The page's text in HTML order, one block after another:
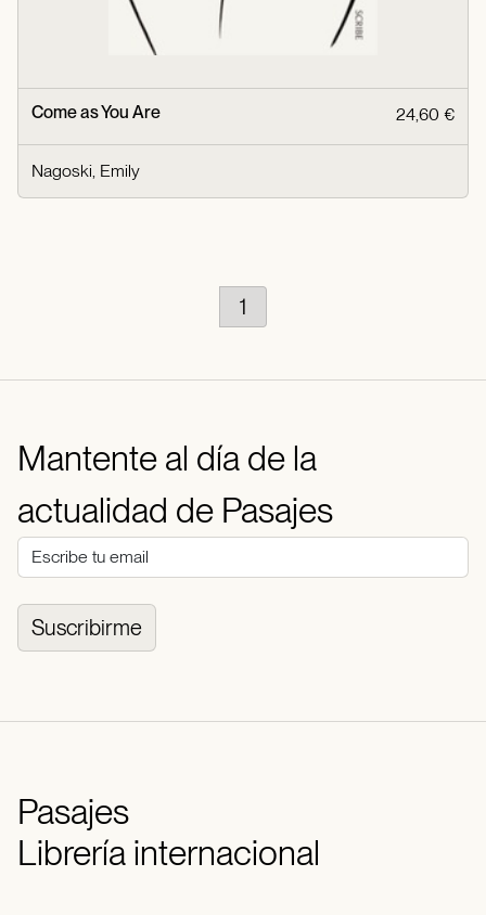
Come as You Are 24,60 €
Nagoski, Emily
1
Mantente al día de la
actualidad de Pasajes
Suscribirme
Pasajes
Librería internacional